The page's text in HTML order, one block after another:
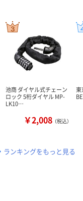
池商 ダイヤル式チェーン
ロック 5桁ダイヤル MP-
LK10…
￥2,008 （税込）
東
ランキングをもっと見る